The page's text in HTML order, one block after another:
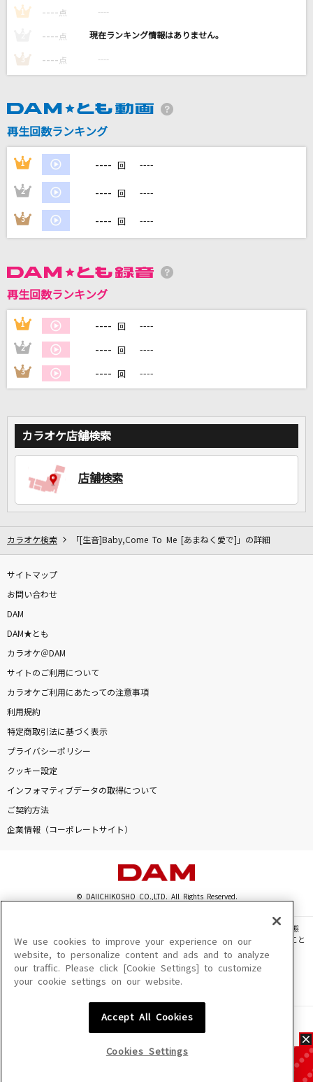
B'z
カラオケをもっと楽しもう！
自宅でカラオケ歌い放題！
1 ---- 点 ----
---- 点 ----
3 ---- 点 ----
再生回数ランキング
1 ---- 回 ----
2 ---- 回 ----
3 ---- 回 ----
再生回数ランキング
1 ---- 回 ----
2 ---- 回 ----
3 ---- 回 ----
カラオケ店舗検索
店舗検索
カラオケ検索 「[生音]Baby,Come To Me [あまねく愛で]」の詳細
サイトマップ
お問い合わせ
DAM
DAM★とも
カラオケ＠DAM
サイトのご利用について
カラオケご利用にあたっての注意事項
利用規約
特定商取引法に基づく表示
プライバシーポリシー
クッキー設定
インフォマティブデータの取得について
ご契約方法
企業情報（コーポレートサイト）
© DAIICHIKOSHO CO.,LTD. All Rights Reserved.
このサイトに掲載されている一切の文章・画像・写真・動画・音声等を、手段や形態
を問わず、著作権法の定める範囲を超えて無断で複製、転載、ファイル化などすること
を禁じます。
楽曲及びコンテンツは、機種によりご利用いただけない場合があります。
楽曲及びコンテンツの配信日、配信内容が変更になる場合があります。
We use cookies to improve your experience on our
website, to personalize content and ads and to analyze
our traffic. Please click [Cookie Settings] to customize
your cookie settings on our website.
Accept All Cookies
Cookies Settings